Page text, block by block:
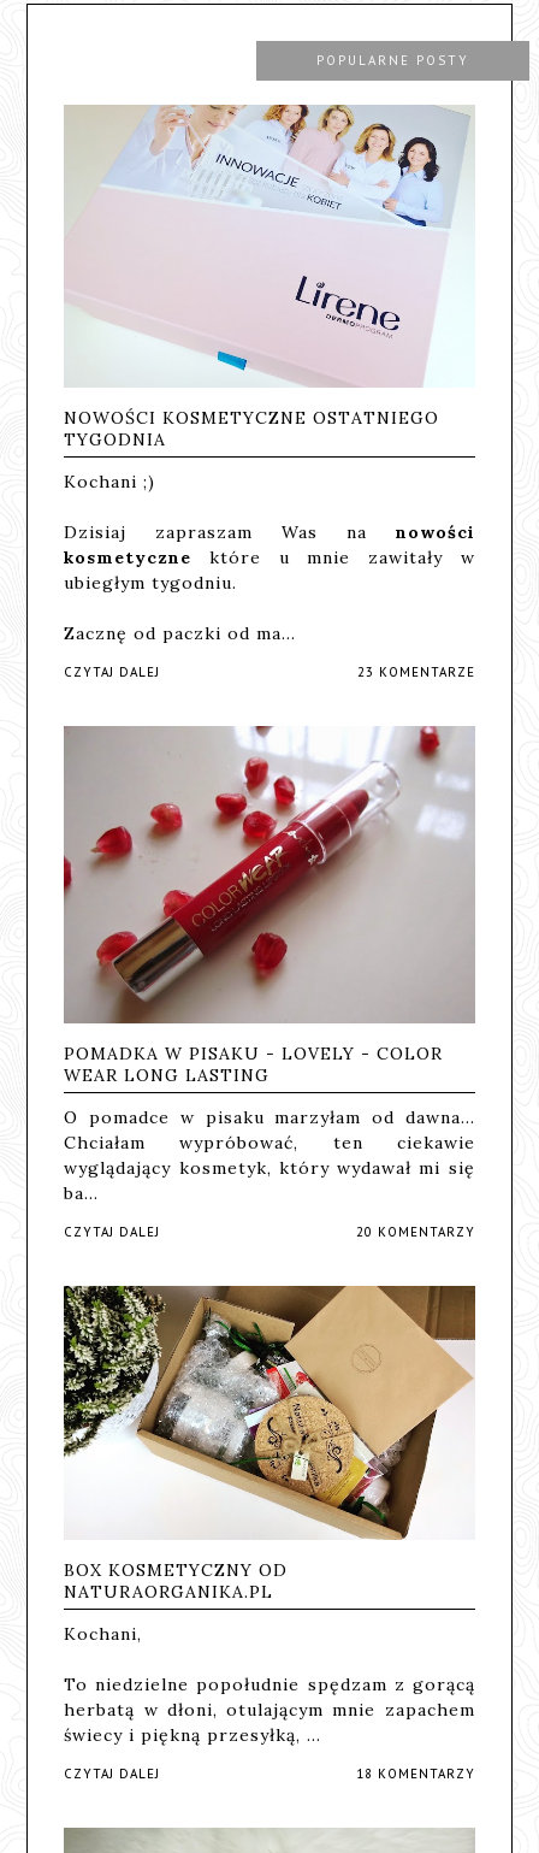
POPULARNE POSTY
NOWOŚCI KOSMETYCZNE OSTATNIEGO
TYGODNIA
Kochani ;)
Dzisiaj zapraszam Was na nowości
kosmetycznektóre u mnie zawitały w
ubiegłym tygodniu.
Zacznę od paczki od ma…
CZYTAJ DALEJ 23 KOMENTARZE
POMADKA W PISAKU - LOVELY - COLOR
WEAR LONG LASTING
O pomadce w pisaku marzyłam od dawna...
Chciałam wypróbować, ten ciekawie
wyglądający kosmetyk, który wydawał mi się
ba…
CZYTAJ DALEJ 20 KOMENTARZY
BOX KOSMETYCZNY OD
NATURAORGANIKA.PL
Kochani,
To niedzielne popołudnie spędzam z gorącą
herbatą w dłoni, otulającym mnie zapachem
świecy i piękną przesyłką, …
CZYTAJ DALEJ 18 KOMENTARZY